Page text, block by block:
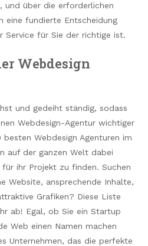
und über die erforderlichen
eine fundierte Entscheidung
Service für Sie der richtige ist.
Webdesign
und gedeiht ständig, sodass
Webdesign-Agentur wichtiger
Webdesign Agenturen im
auf der ganzen Welt dabei
ihr Projekt zu finden. Suchen
Website, ansprechende Inhalte,
Grafiken? Diese Liste
ab! Egal, ob Sie ein Startup
Web einen Namen machen
Unternehmen, das die perfekte